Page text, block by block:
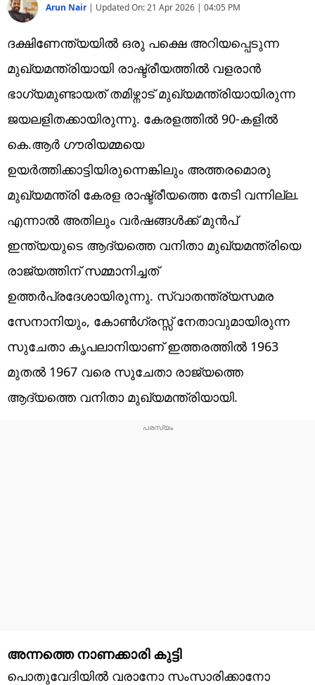
Arun Nair | Updated On:21 Apr 2026 | 04:05 PM
ദക്ഷിണേന്ത്യയിൽ ഒരു പക്ഷെ അറിയപ്പെടുന്ന
മുഖ്യമന്ത്രിയായി രാഷ്ട്രീയത്തിൽ വളരാൻ
ഭാഗ്യമുണ്ടായത് തമിഴ്നാട് മുഖ്യമന്ത്രിയായിരുന്ന
ജയലളിതക്കായിരുന്നു. കേരളത്തിൽ 90-കളിൽ
കെ.ആർ ഗൗരിയമ്മയെ
ഉയർത്തിക്കാട്ടിയിരുന്നെങ്കിലും അത്തരമൊരു
മുഖ്യമന്ത്രി കേരള രാഷ്ട്രീയത്തെ തേടി വന്നില്ല.
എന്നാൽ അതിലും വർഷങ്ങൾക്ക് മുൻപ്
ഇന്ത്യയുടെ ആദ്യത്തെ വനിതാ മുഖ്യമന്ത്രിയെ
രാജ്യത്തിന് സമ്മാനിച്ചത്
ഉത്തർപ്രദേശായിരുന്നു. സ്വാതന്ത്ര്യസമര
സേനാനിയും, കോൺഗ്രസ്സ് നേതാവുമായിരുന്ന
സുചേതാ കൃപലാനിയാണ് ഇത്തരത്തിൽ 1963
മുതൽ 1967 വരെ സുചേതാ രാജ്യത്തെ
ആദ്യത്തെ വനിതാ മുഖ്യമന്ത്രിയായി.
അന്നത്തെ നാണക്കാരി കുട്ടി
പൊതുവേദിയിൽ വരാനോ സംസാരിക്കാനോ